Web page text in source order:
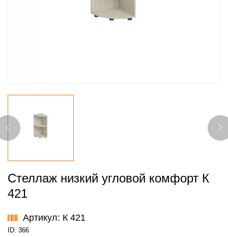
Стеллаж низкий угловой комфорт К
421
Артикул: К 421
ID: 366